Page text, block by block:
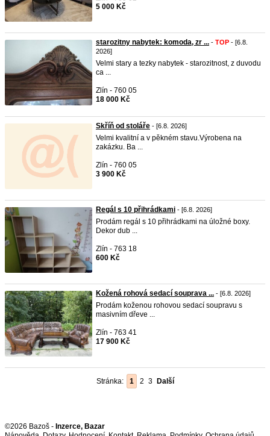
5 000 Kč
starozitny nabytek: komoda, zr ... - TOP - [6.8.
2026]
Velmi stary a tezky nabytek - starozitnost, z duvodu
ca ...
Zlín - 760 05
18 000 Kč
Skříň od stoláře - [6.8. 2026]
Velmi kvalitní a v pěkném stavu.Výrobena na
zakázku. Ba ...
Zlín - 760 05
3 900 Kč
Regál s 10 přihrádkami - [6.8. 2026]
Prodám regál s 10 přihrádkami na úložné boxy.
Dekor dub ...
Zlín - 763 18
600 Kč
Kožená rohová sedací souprava ... - [6.8. 2026]
Prodám koženou rohovou sedací soupravu s
masivním dřeve ...
Zlín - 763 41
17 900 Kč
Stránka: 1 2 3 Další
©2026 Bazoš - Inzerce, Bazar